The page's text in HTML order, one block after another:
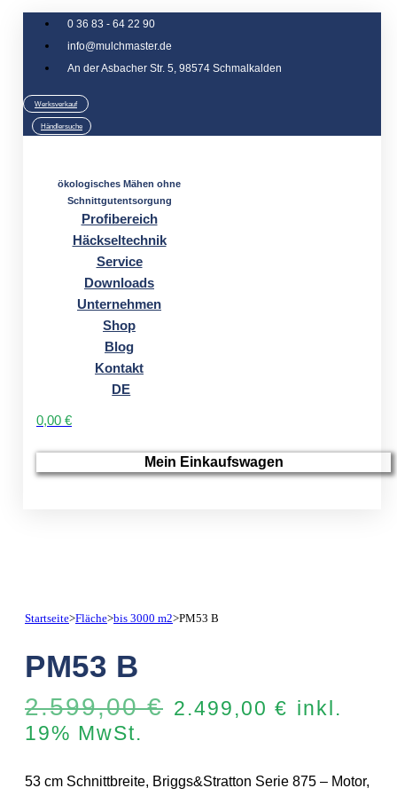
springen
0 36 83 - 64 22 90
info@mulchmaster.de
An der Asbacher Str. 5, 98574 Schmalkalden
Werksverkauf
Händlersuche
ökologisches Mähen ohne
Schnittgutentsorgung
Profibereich
Häckseltechnik
Service
Downloads
Unternehmen
Shop
Blog
Kontakt
DE
0,00 €
Mein Einkaufswagen
Startseite>Fläche>bis 3000 m2>PM53 B
PM53 B
2.599,00€ Ursprünglicher
2.599,00 €
2.499,00 € inkl.
19% MwSt.
53 cm Schnittbreite, Briggs&Stratton Serie 875 – Motor,